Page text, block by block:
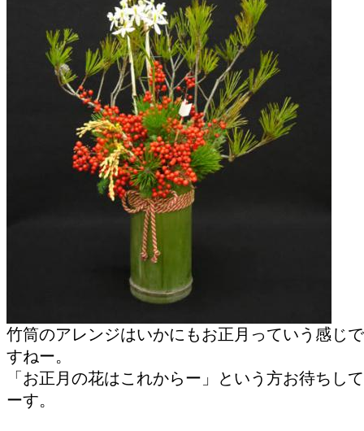
竹筒のアレンジはいかにもお正月っていう感じ
すねー。
「お正月の花はこれからー」という方お待ちし
ーす。